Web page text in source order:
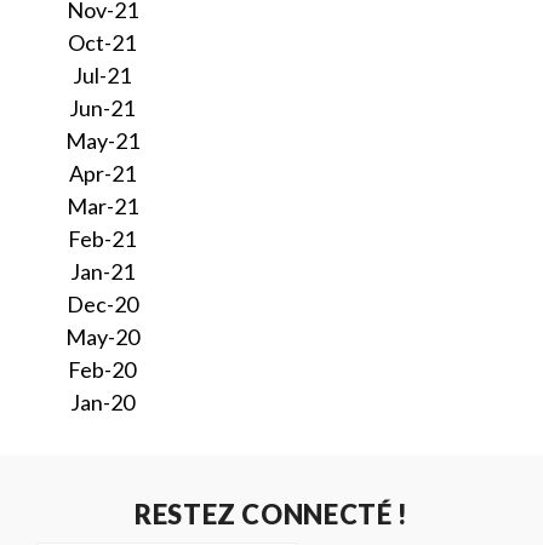
Nov-21
Oct-21
Jul-21
Jun-21
May-21
Apr-21
Mar-21
Feb-21
Jan-21
Dec-20
May-20
Feb-20
Jan-20
RESTEZ CONNECTÉ !